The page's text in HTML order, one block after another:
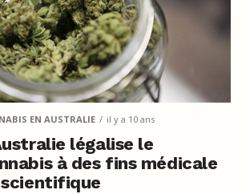
EN AUSTRALIE il y a 10 ans
légalise le
à des fins médicale